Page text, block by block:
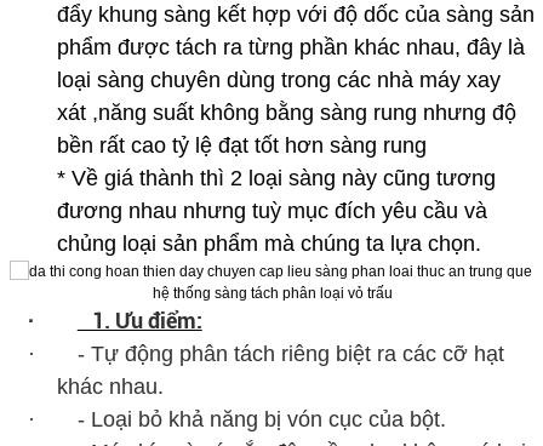
đẩy khung sàng kết hợp với độ dốc của sàng sản
phẩm được tách ra từng phần khác nhau, đây là
loại sàng chuyên dùng trong các nhà máy xay
xát ,năng suất không bằng sàng rung nhưng độ
bền rất cao tỷ lệ đạt tốt hơn sàng rung
* Về giá thành thì 2 loại sàng này cũng tương
đương nhau nhưng tuỳ mục đích yêu cầu và
chủng loại sản phẩm mà chúng ta lựa chọn.
hệ thống sàng tách phân loại vỏ trấu
· 1. Ưu điểm:
· - Tự động phân tách riêng biệt ra các cỡ hạt
khác nhau.
· - Loại bỏ khả năng bị vón cục của bột.